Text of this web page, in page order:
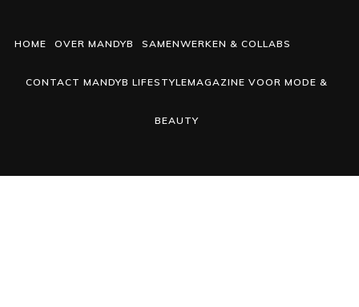
HOME OVER MANDYB SAMENWERKEN & COLLABS
CONTACT MANDYB LIFESTYLEMAGAZINE VOOR MODE &
BEAUTY